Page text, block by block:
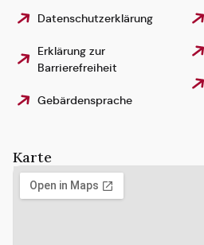
Datenschutzerklärung
Erklärung zur
Barrierefreiheit
Gebärdensprache
Karte